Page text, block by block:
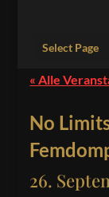
Select Page
« Alle
No
26.